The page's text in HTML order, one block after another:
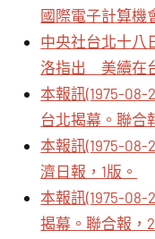
國際電子計算機
中央社台北十八
洛指出 美續在
本報訊(1975-08-
台北揭幕。聯合
本報訊(1975-
濟日報，1版。
本報訊(1975-08-
揭幕。聯合報，2